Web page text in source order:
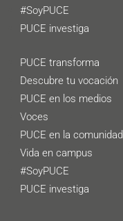
#SoyPUCE
PUCE investiga
PUCE transforma
Descubre tu vocación
PUCE en los medios
Voces
PUCE en la comunidad
Vida en campus
#SoyPUCE
PUCE investiga